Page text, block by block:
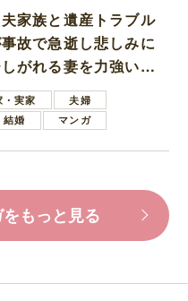
夫家族と遺産トラブル
事故で急逝し悲しみに
がれる妻を力強い言
す夫
・実家
夫婦
結婚
マンガ
もっと見る